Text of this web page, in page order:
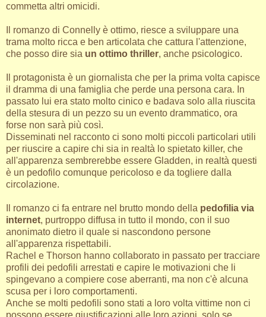
commetta altri omicidi.
Il romanzo di Connelly è ottimo, riesce a sviluppare una
trama molto ricca e ben articolata che cattura l'attenzione,
che posso dire sia un ottimo thriller, anche psicologico.
Il protagonista è un giornalista che per la prima volta capisce
il dramma di una famiglia che perde una persona cara. In
passato lui era stato molto cinico e badava solo alla riuscita
della stesura di un pezzo su un evento drammatico, ora
forse non sarà più così.
Disseminati nel racconto ci sono molti piccoli particolari utili
per riuscire a capire chi sia in realtà lo spietato killer, che
all'apparenza sembrerebbe essere Gladden, in realtà questi
è un pedofilo comunque pericoloso e da togliere dalla
circolazione.
Il romanzo ci fa entrare nel brutto mondo della pedofilia via
internet, purtroppo diffusa in tutto il mondo, con il suo
anonimato dietro il quale si nascondono persone
all'apparenza rispettabili.
Rachel e Thorson hanno collaborato in passato per tracciare
profili dei pedofili arrestati e capire le motivazioni che li
spingevano a compiere cose aberranti, ma non c'è alcuna
scusa per i loro comportamenti.
Anche se molti pedofili sono stati a loro volta vittime non ci
possono essere giustificazioni alle loro azioni, solo se